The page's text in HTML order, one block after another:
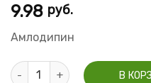
9.98 руб.
Амлодипин
Количество Нормодипин
В